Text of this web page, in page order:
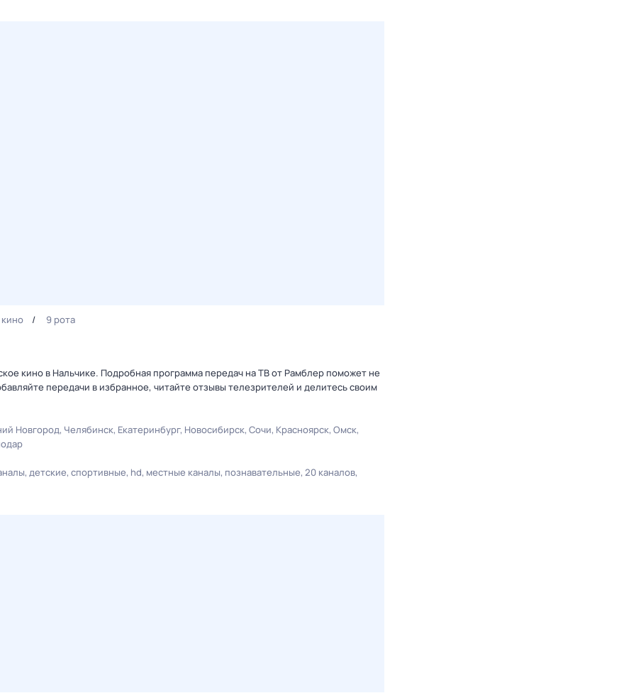
9 рота
кино в Нальчике. Подробная программа передач на ТВ от Рамблер поможет не
передачи в избранное, читайте отзывы телезрителей и делитесь своим
Новгород Челябинск Екатеринбург Новосибирск Сочи Красноярск Омск
детские спортивные hd местные каналы познавательные 20 каналов